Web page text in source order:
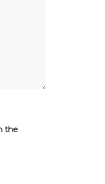
the